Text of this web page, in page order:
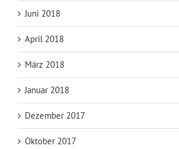
Juni 2018
April 2018
März 2018
Januar 2018
Dezember 2017
Oktober 2017